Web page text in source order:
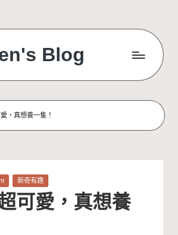
Blog
，真想養一隻！
新奇有趣
可愛，真想養